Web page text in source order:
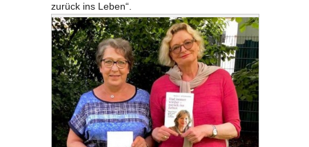
zurück ins Leben“.